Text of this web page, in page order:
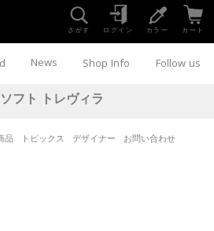
さがす ログイン カラー カート
News Shop Info Follow us
フト トレヴィラ
品 トピックス デザイナー お問い合わせ